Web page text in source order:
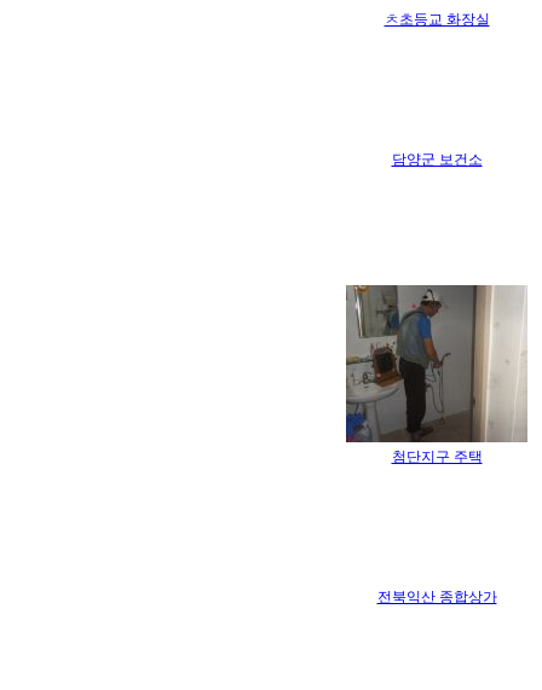
ㅊ초등교 화장실
담양군 보건소
첨단지구 주택
전북익산 종합상가